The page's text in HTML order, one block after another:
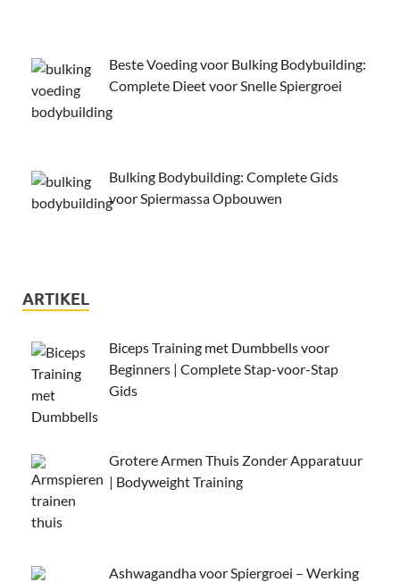
Beste Voeding voor Bulking Bodybuilding:
Complete Dieet voor Snelle Spiergroei
Bulking Bodybuilding: Complete Gids
voor Spiermassa Opbouwen
ARTIKEL
Biceps Training met Dumbbells voor
Beginners | Complete Stap-voor-Stap
Gids
Grotere Armen Thuis Zonder Apparatuur
| Bodyweight Training
Ashwagandha voor Spiergroei – Werking